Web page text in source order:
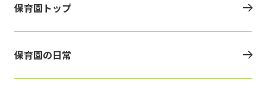
保育園トップ
保育園の日常